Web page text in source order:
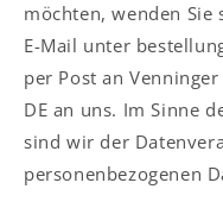
möchten, wenden
E-Mail unter
per Post an
DE an uns. Im Sinne
sind wir der
personenbezogenen